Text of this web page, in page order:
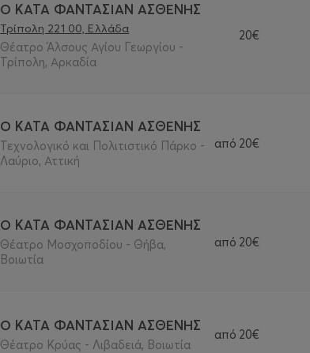
Ο ΚΑΤΑ ΦΑΝΤΑΣΙΑΝ ΑΣΘΕΝΗΣ
Τρίπολη 221 00, Ελλάδα
Θέατρο Άλσους Αγίου Γεωργίου -
Τρίπολη, Αρκαδία
20€
Ο ΚΑΤΑ ΦΑΝΤΑΣΙΑΝ ΑΣΘΕΝΗΣ
Τεχνολογικό και Πολιτιστικό Πάρκο -
Λαύριο, Αττική
από 20€
Ο ΚΑΤΑ ΦΑΝΤΑΣΙΑΝ ΑΣΘΕΝΗΣ
Θέατρο Μοσχοποδίου - Θήβα,
Βοιωτία
από 20€
Ο ΚΑΤΑ ΦΑΝΤΑΣΙΑΝ ΑΣΘΕΝΗΣ
Θέατρο Κρύας - Λιβαδειά, Βοιωτία
από 20€